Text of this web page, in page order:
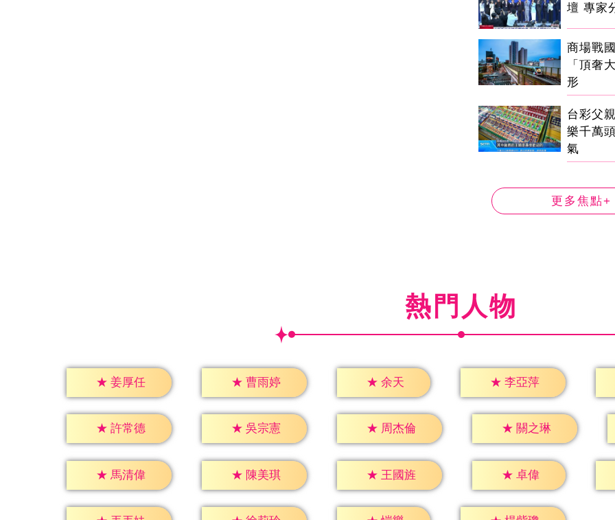
壇 專家
商場戰
「頂奢
形
台彩父
樂千萬
氣
更多焦點+
熱門人物
★ 姜厚任 ★ 曹雨婷 ★ 余天 ★ 李亞萍
★ 許常德 ★ 吳宗憲 ★ 周杰倫 ★ 關之琳
★ 馬清偉 ★ 陳美琪 ★ 王國旌 ★ 卓偉